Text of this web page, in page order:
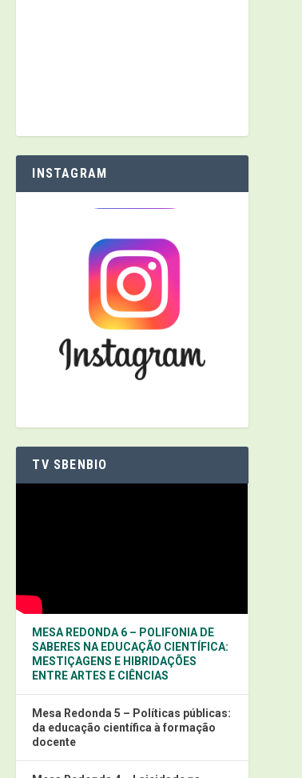
INSTAGRAM
TV SBENBIO
MESA REDONDA 6 – POLIFONIA DE
SABERES NA EDUCAÇÃO CIENTÍFICA:
MESTIÇAGENS E HIBRIDAÇÕES
ENTRE ARTES E CIÊNCIAS
Mesa Redonda 5 – Políticas públicas:
da educação científica à formação
docente